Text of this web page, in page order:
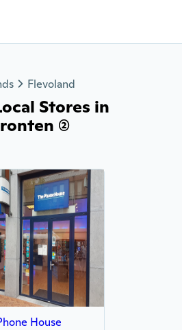
Flevoland
Stores in
(2)
House